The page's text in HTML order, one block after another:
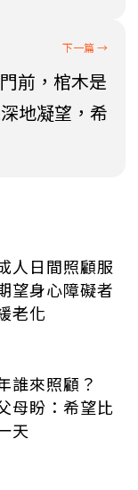
前，棺木是
地凝望，希
人日間照顧服
望身心障礙者
老化
誰來照顧？
母盼：希望比
天